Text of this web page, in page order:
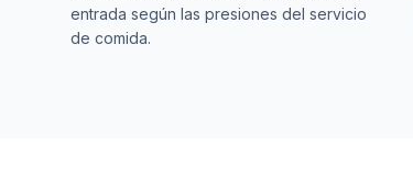
entrada según las presiones del servicio
de comida.